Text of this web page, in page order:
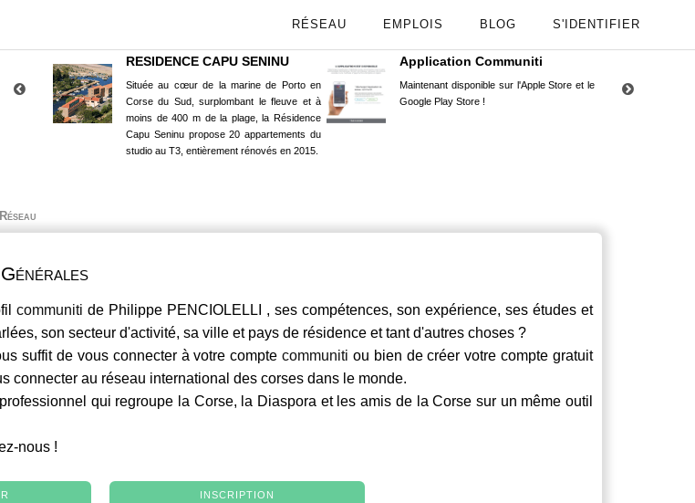
RÉSEAU EMPLOIS BLOG S'IDENTIFIER
RESIDENCE CAPU SENINU
Située au cœur de la marine de Porto en
Corse du Sud, surplombant le fleuve et à
moins de 400 m de la plage, la Résidence
Capu Seninu propose 20 appartements du
studio au T3, entièrement rénovés en 2015.
Application Communiti
Maintenant disponible sur l'Apple Store et le
Google Play Store !
Réseau
communiti de Philippe PENCIOLELLI , ses compétences, son expérience, ses études et
son secteur d'activité, sa ville et pays de résidence et tant d'autres choses ?
suffit de vous connecter à votre comptecommuniti ou bien de créer votre compte gratuit
connecter au réseau international des corses dans le monde.
qui regroupe la Corse, la Diaspora et les amis de la Corse sur un même outil
nous !
INSCRIPTION